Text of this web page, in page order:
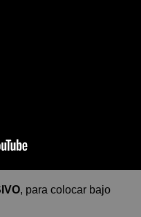
, para colocar bajo